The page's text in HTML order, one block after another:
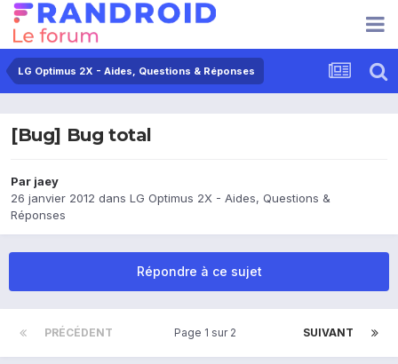
LG Optimus 2X - Aides, Questions & Réponses
[Bug] Bug total
Par jaey
26 janvier 2012 dans LG Optimus 2X - Aides, Questions &
Réponses
Répondre à ce sujet
PRÉCÉDENT SUIVANT
Page 1 sur 2